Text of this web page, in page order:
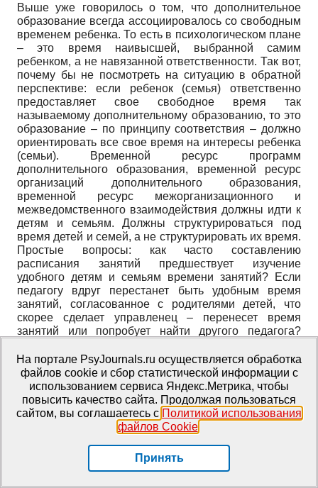
Выше уже говорилось о том, что дополнительное
образование всегда ассоциировалось со свободным
временем ребенка. То есть в психологическом плане
– это время наивысшей, выбранной самим
ребенком, а не навязанной ответственности. Так вот,
почему бы не посмотреть на ситуацию в обратной
перспективе: если ребенок (семья) ответственно
предоставляет свое свободное время так
называемому дополнительному образованию, то это
образование – по принципу соответствия – должно
ориентировать все свое время на интересы ребенка
(семьи). Временной ресурс программ
дополнительного образования, временной ресурс
организаций дополнительного образования,
временной ресурс межорганизационного и
межведомственного взаимодействия должны идти к
детям и семьям. Должны структурироваться под
время детей и семей, а не структурировать их время.
Простые вопросы: как часто составлению
расписания занятий предшествует изучение
удобного детям и семьям времени занятий? Если
педагогу вдруг перестанет быть удобным время
занятий, согласованное с родителями детей, что
скорее сделает управленец – перенесет время
занятий или попробует найти другого педагога?
очевидны.
Между тем, главное богатство так называемого
дополнительного образования – это не здания, не
кадры, не оборудование, не программы. Главное
богатство – это время детей и семей, которые они
решили потратить, а точнее говоря, вложить в
дополнительное образование. Это самая большая
инвестиция в дополнительное образование, от
На портале PsyJournals.ru осуществляется обработка
файлов cookie и сбор статистической информации с
использованием сервиса Яндекс.Метрика, чтобы
повысить качество сайта. Продолжая пользоваться
сайтом, вы соглашаетесь с Политикой использования
файлов Cookie.
Принять